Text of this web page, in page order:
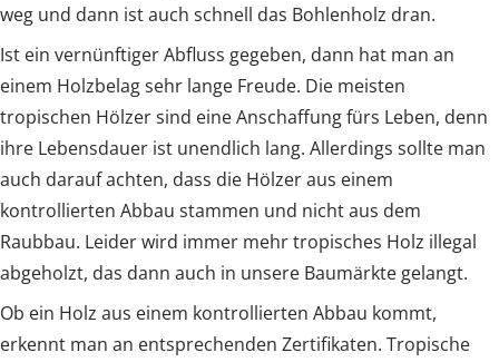
weg und dann ist auch schnell das Bohlenholz dran.
Ist ein vernünftiger Abfluss gegeben, dann hat man an
einem Holzbelag sehr lange Freude. Die meisten
tropischen Hölzer sind eine Anschaffung fürs Leben, denn
ihre Lebensdauer ist unendlich lang. Allerdings sollte man
auch darauf achten, dass die Hölzer aus einem
kontrollierten Abbau stammen und nicht aus dem
Raubbau. Leider wird immer mehr tropisches Holz illegal
abgeholzt, das dann auch in unsere Baumärkte gelangt.
Ob ein Holz aus einem kontrollierten Abbau kommt,
erkennt man an entsprechenden Zertifikaten. Tropische